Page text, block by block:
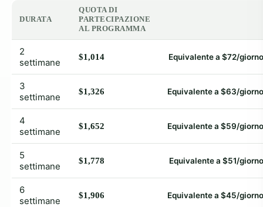
DURATA
QUOTA DI
PARTECIPAZIONE
AL PROGRAMMA
2
settimane
$1,014 Equivalente a $72/giorno
3
settimane
$1,326 Equivalente a $63/giorno
4
settimane
$1,652 Equivalente a $59/giorno
5
settimane
$1,778 Equivalente a $51/giorno
6
settimane
$1,906 Equivalente a $45/giorno